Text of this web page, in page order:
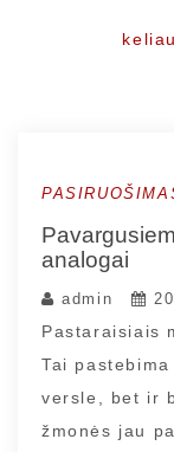
analogai
admin
Pastaraisiais
Tai
versle, bet ir
žmonės jau